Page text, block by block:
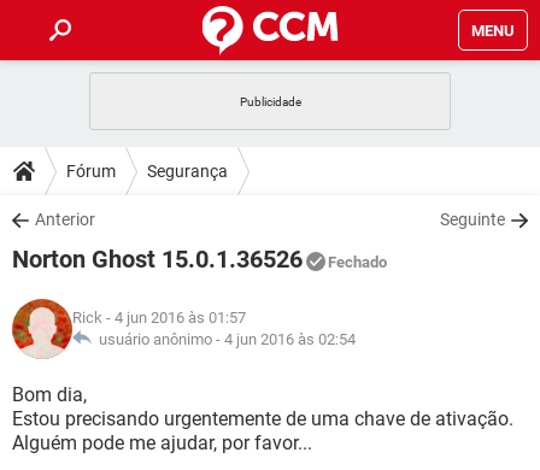
MENU
CELULAR
OUTLOOK
INSTAGRAM GMAIL
GUIA DE COMPRAS
DICAS
JOGOS
INSTAGRAM
GUIA DE COMPRAS
DOWNLOADS
JOGOS WHATSAPP
CELULAR
OUTLOOK EXCEL
INSTAGRAM
GUIA DE COMPRAS
JOGOS
CELULAR
OUTLOOK
INSTAGRAM GMAIL
GLOSSÁRIO
JOGOS
CELULAR FACEBOOK
Fórum Segurança
Anterior Seguinte
Norton Ghost 15.0.1.36526 Fechado
Rick - 4 jun 2016 às 01:57
usuário anônimo - 4 jun 2016 às 02:54
Bom dia,
Estou precisando urgentemente de uma chave de ativação.
Alguém pode me ajudar, por favor...